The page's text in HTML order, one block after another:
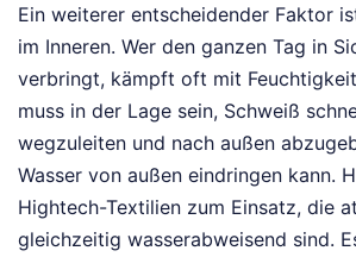
Ein weiterer entscheidender Faktor
im Inneren. Wer den ganzen Tag in
verbringt, kämpft oft mit
muss in der Lage sein, Schweiß
wegzuleiten und nach außen
Wasser von außen eindringen kann.
Hightech-Textilien zum Einsatz, die
gleichzeitig wasserabweisend sind.